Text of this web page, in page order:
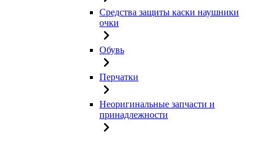
Средства защиты каски наушники
очки
Обувь
Перчатки
Неоригинальные запчасти и
принадлежности